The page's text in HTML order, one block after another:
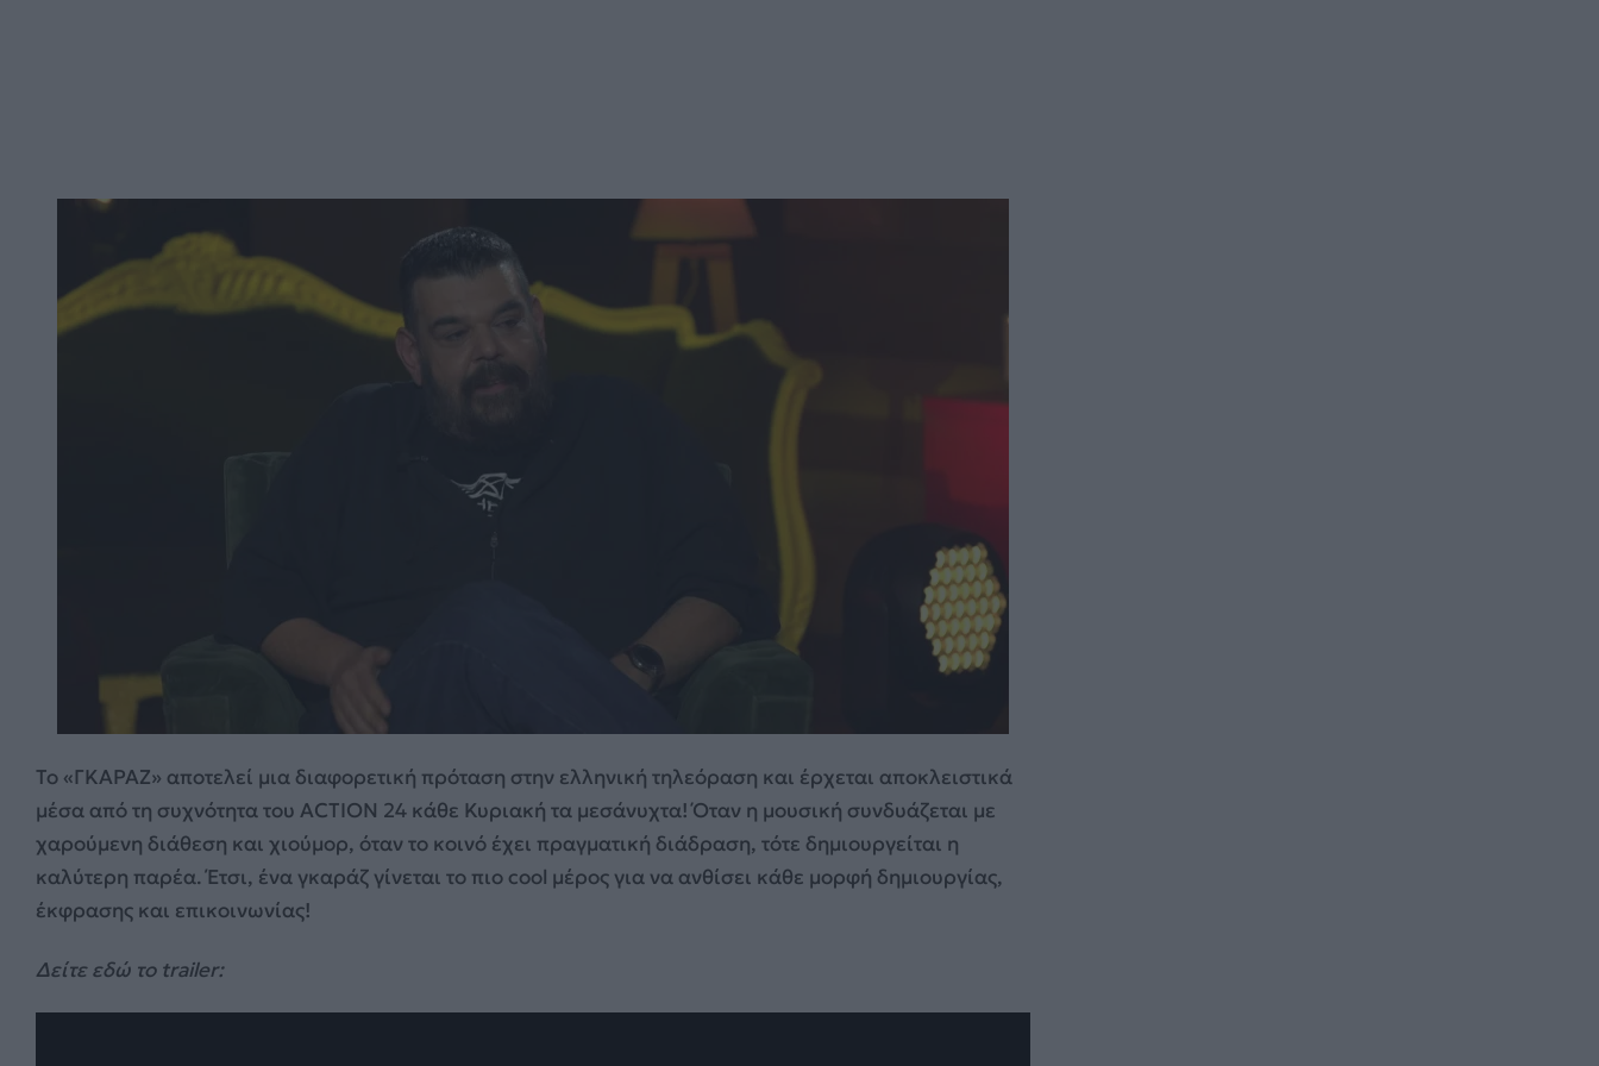
Το «ΓΚΑΡΑΖ» αποτελεί μια διαφορετική πρόταση στην ελληνική τηλεόραση και έρχεται αποκλειστικά
μέσα από τη συχνότητα του ΑCTION 24 κάθε Κυριακή τα μεσάνυχτα! Όταν η μουσική συνδυάζεται με
χαρούμενη διάθεση και χιούμορ, όταν το κοινό έχει πραγματική διάδραση, τότε δημιουργείται η
καλύτερη παρέα. Έτσι, ένα γκαράζ γίνεται το πιο cool μέρος για να ανθίσει κάθε μορφή δημιουργίας,
έκφρασης και επικοινωνίας!
Δείτε εδώ το trailer: